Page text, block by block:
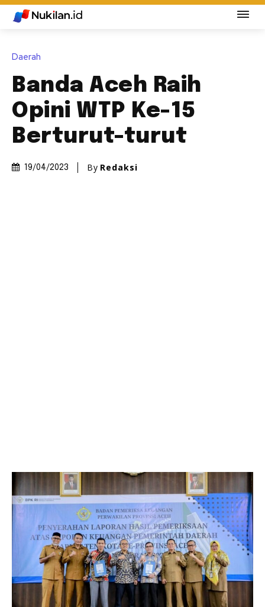
Daerah
Banda Aceh Raih
Opini WTP Ke-15
Berturut-turut
19/04/2023 By Redaksi